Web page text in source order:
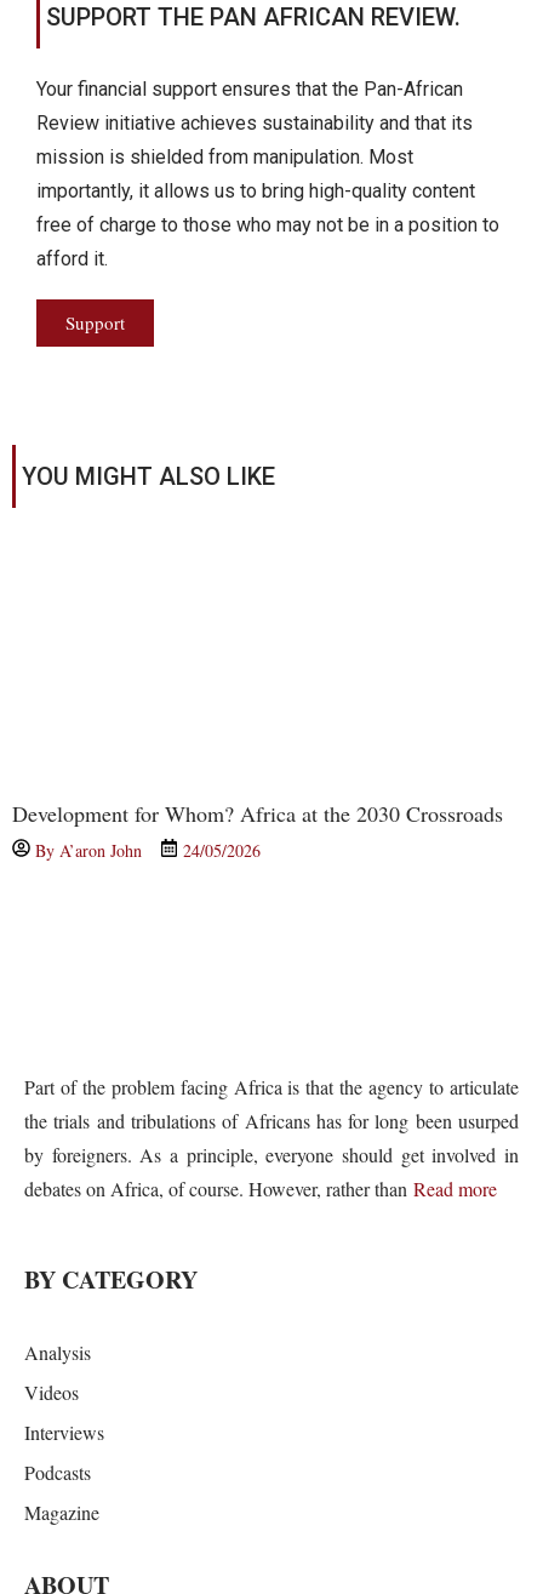
SUPPORT THE PAN AFRICAN REVIEW.
Your financial support ensures that the Pan-African
Review initiative achieves sustainability and that its
mission is shielded from manipulation. Most
importantly, it allows us to bring high-quality content
free of charge to those who may not be in a position to
afford it.
Support
YOU MIGHT ALSO LIKE
Development for Whom? Africa at the 2030 Crossroads
By A’aron John 24/05/2026
Part of the problem facing Africa is that the agency to articulate
the trials and tribulations of Africans has for long been usurped
by foreigners. As a principle, everyone should get involved in
debates on Africa, of course. However, rather than Read more
BY CATEGORY
Analysis
Videos
Interviews
Podcasts
Magazine
ABOUT